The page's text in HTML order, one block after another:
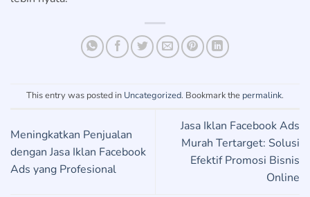
This entry was posted in Uncategorized. Bookmark the permalink.
Meningkatkan Penjualan
dengan Jasa Iklan Facebook
Ads yang Profesional
Jasa Iklan Facebook Ads
Murah Tertarget: Solusi
Efektif Promosi Bisnis
Online